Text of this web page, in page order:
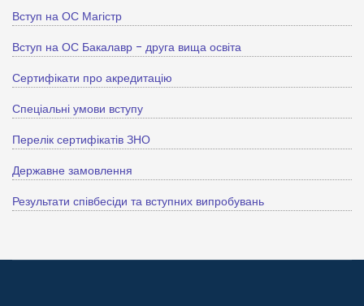
Вступ на ОС Магістр
Вступ на ОС Бакалавр - друга вища освіта
Сертифікати про акредитацію
Спеціальні умови вступу
Перелік сертифікатів ЗНО
Державне замовлення
Результати співбесіди та вступних випробувань